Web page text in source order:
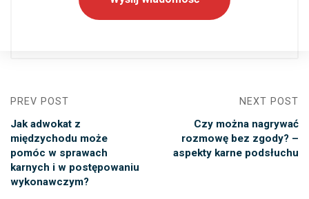
PREV POST
Jak adwokat z
międzychodu może
pomóc w sprawach
karnych i w postępowaniu
wykonawczym?
NEXT POST
Czy można nagrywać
rozmowę bez zgody? –
aspekty karne podsłuchu